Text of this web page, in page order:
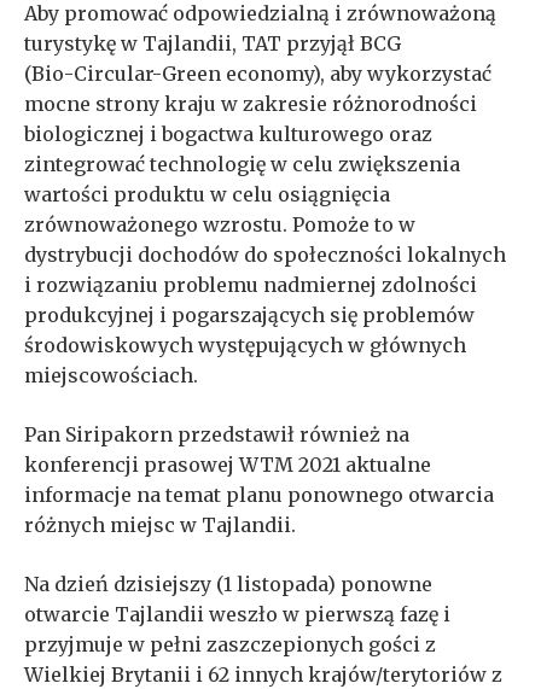
Aby promować odpowiedzialną i zrównoważoną
turystykę w Tajlandii, TAT przyjął BCG
(Bio-Circular-Green economy), aby wykorzystać
mocne strony kraju w zakresie różnorodności
biologicznej i bogactwa kulturowego oraz
zintegrować technologię w celu zwiększenia
wartości produktu w celu osiągnięcia
zrównoważonego wzrostu. Pomoże to w
dystrybucji dochodów do społeczności lokalnych
i rozwiązaniu problemu nadmiernej zdolności
produkcyjnej i pogarszających się problemów
środowiskowych występujących w głównych
miejscowościach.
Pan Siripakorn przedstawił również na
konferencji prasowej WTM 2021 aktualne
informacje na temat planu ponownego otwarcia
różnych miejsc w Tajlandii.
Na dzień dzisiejszy (1 listopada) ponowne
otwarcie Tajlandii weszło w pierwszą fazę i
przyjmuje w pełni zaszczepionych gości z
Wielkiej Brytanii i 62 innych krajów/terytoriów z